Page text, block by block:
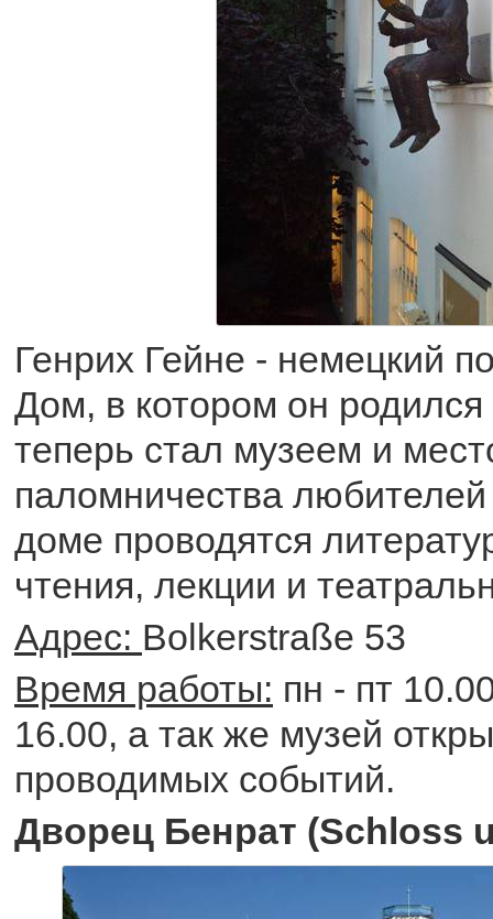
Генрих Гейне - немецкий
Дом, в котором он
теперь стал музеем и
паломничества
доме проводятся
чтения, лекции и
Адрес: Bolkerstraße 53
Время работы: пн - пт
16.00, а так же музей
проводимых событий.
Дворец Бенрат (Schloss